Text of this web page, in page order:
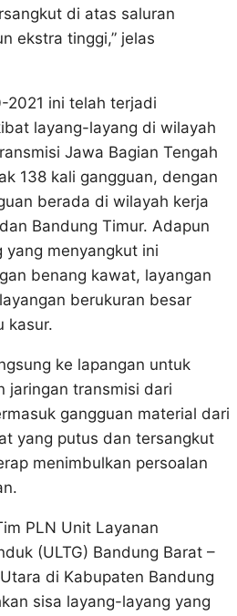
di atas saluran
ekstra tinggi,” jelas
2021 ini telah terjadi
layang-layang di wilayah
Jawa Bagian Tengah
138 kali gangguan, dengan
berada di wilayah kerja
Bandung Timur. Adapun
menyangkut ini
benang kawat, layangan
berukuran besar
kasur.
ke lapangan untuk
jaringan transmisi dari
gangguan material dari
yang putus dan tersangkut
menimbulkan persoalan
PLN Unit Layanan
(ULTG) Bandung Barat –
di Kabupaten Bandung
sisa layang-layang yang